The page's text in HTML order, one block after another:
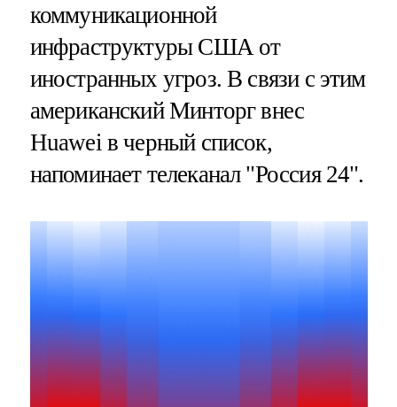
коммуникационной
инфраструктуры США от
иностранных угроз. В связи с этим
американский Минторг внес
Huawei в черный список,
напоминает телеканал "Россия 24".